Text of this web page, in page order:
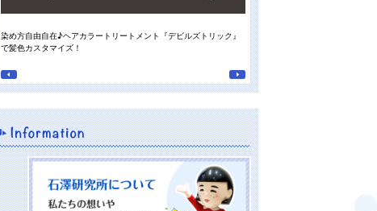
染め方自由自在♪ヘアカラートリートメント『デビルズトリック』
で髪色カスタマイズ！
スタッフの“推しの香り”がついに
南高梅の重曹泡洗顔』♪